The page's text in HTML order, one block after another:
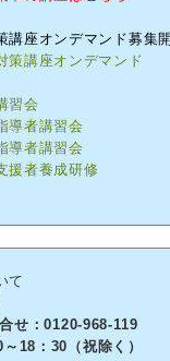
講座オンデマンド募集
策講座オンデマンド
習会
導者講習会
導者講習会
援者養成研修
て
せ：0120-968-119
18：30（祝除く）